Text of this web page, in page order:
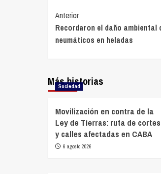
Navegación
de
entradas
Anterior
Recordaron el daño ambiental
neumáticos en heladas
Más historias
Sociedad
Movilización en contra de la
Ley de Tierras: ruta de cortes
y calles afectadas en CABA
6 agosto 2026